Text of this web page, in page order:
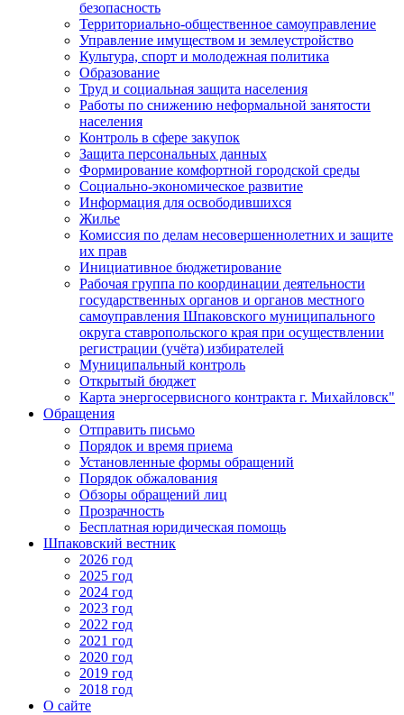
безопасность
Территориально-общественное самоуправление
Управление имуществом и землеустройство
Культура, спорт и молодежная политика
Образование
Труд и социальная защита населения
Работы по снижению неформальной занятости
населения
Контроль в сфере закупок
Защита персональных данных
Формирование комфортной городской среды
Социально-экономическое развитие
Информация для освободившихся
Жилье
Комиссия по делам несовершеннолетних и защите
их прав
Инициативное бюджетирование
Рабочая группа по координации деятельности
государственных органов и органов местного
самоуправления Шпаковского муниципального
округа ставропольского края при осуществлении
регистрации (учёта) избирателей
Муниципальный контроль
Открытый бюджет
Карта энергосервисного контракта г. Михайловск"
Обращения
Отправить письмо
Порядок и время приема
Установленные формы обращений
Порядок обжалования
Обзоры обращений лиц
Прозрачность
Бесплатная юридическая помощь
Шпаковский вестник
2026 год
2025 год
2024 год
2023 год
2022 год
2021 год
2020 год
2019 год
2018 год
О сайте